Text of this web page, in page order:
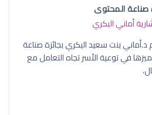
صناعة المحتوى
أماني البكري
بنت سعيد البكري بجائزة صناعة
في توعية الأسر تجاه التعامل مع